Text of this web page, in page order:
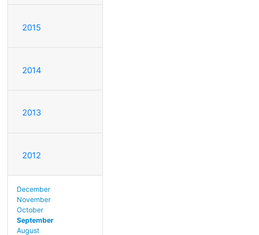
2015
2014
2013
2012
December
November
October
September
August